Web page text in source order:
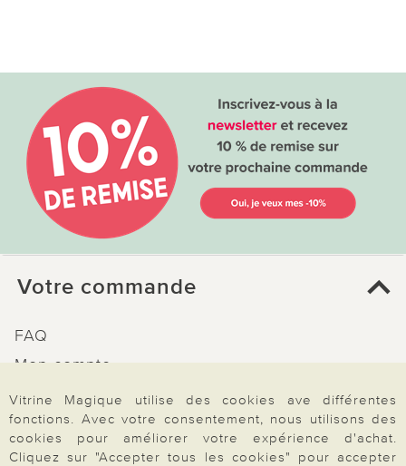
Votre commande
FAQ
Mon compte
Inscription Newsletter
Demande de catalogue
Données personnelles
Vitrine Magique utilise des cookies ave différentes
fonctions. Avec votre consentement, nous utilisons des
cookies pour améliorer votre expérience d'achat.
Cliquez sur "Accepter tous les cookies" pour accepter